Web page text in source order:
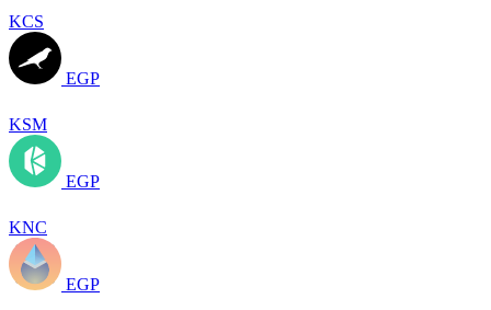
KCS
EGP
KSM
EGP
KNC
EGP